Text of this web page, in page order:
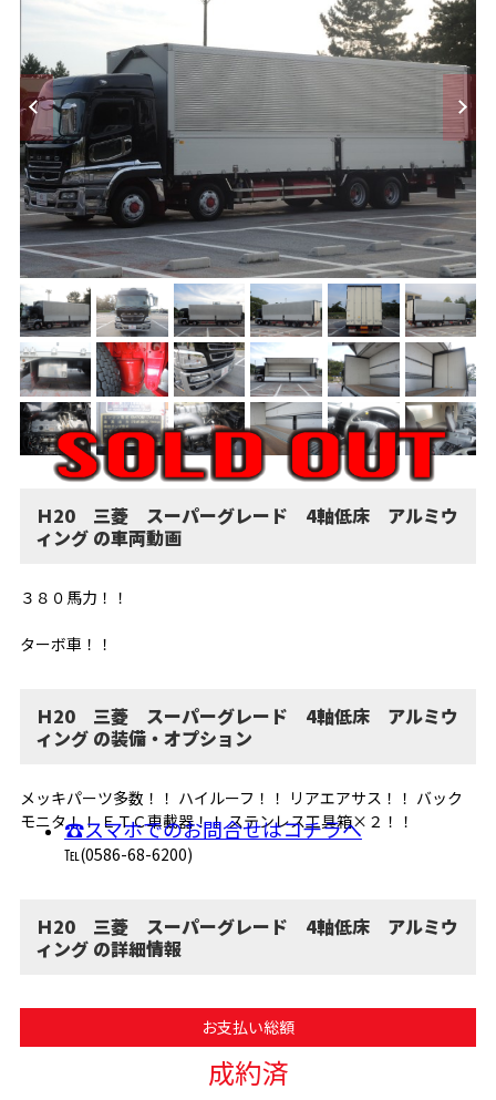
Ｈ20 三菱 スーパーグレード 4軸低床 アルミウ
ィング の車両動画
３８０馬力！！
ターボ車！！
Ｈ20 三菱 スーパーグレード 4軸低床 アルミウ
ィング の装備・オプション
メッキパーツ多数！！ ハイルーフ！！ リアエアサス！！ バック
モニタ！！ ＥＴＣ車載器！！ ステンレス工具箱×２！！
☎スマホでのお問合せはコチラへ
℡(0586-68-6200)
Ｈ20 三菱 スーパーグレード 4軸低床 アルミウ
ィング の詳細情報
お支払い総額
成約済